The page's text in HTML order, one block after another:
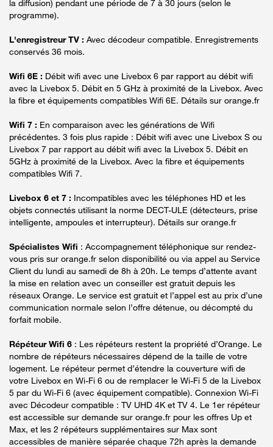
la diffusion) pendant une période de 7 à 30 jours (selon le
programme).
L'enregistreur TV : Avec décodeur compatible. Enregistrements
conservés 36 mois.
Wifi 6E : Débit wifi avec une Livebox 6 par rapport au débit wifi
avec la Livebox 5. Débit en 5 GHz à proximité de la Livebox. Avec
la fibre et équipements compatibles Wifi 6E. Détails sur orange.fr
Wifi 7 : En comparaison avec les générations de Wifi
précédentes. 3 fois plus rapide : Débit wifi avec une Livebox S ou
Livebox 7 par rapport au débit wifi avec la Livebox 5. Débit en
5GHz à proximité de la Livebox. Avec la fibre et équipements
compatibles Wifi 7.
Livebox 6 et 7 : Incompatibles avec les téléphones HD et les
objets connectés utilisant la norme DECT-ULE (détecteurs, prise
intelligente, ampoules et interrupteur). Détails sur orange.fr
Spécialistes Wifi : Accompagnement téléphonique sur rendez-
vous pris sur orange.fr selon disponibilité ou via appel au Service
Client du lundi au samedi de 8h à 20h. Le temps d’attente avant
la mise en relation avec un conseiller est gratuit depuis les
réseaux Orange. Le service est gratuit et l’appel est au prix d’une
communication normale selon l’offre détenue, ou décompté du
forfait mobile.
Répéteur Wifi 6 : Les répéteurs restent la propriété d’Orange. Le
nombre de répéteurs nécessaires dépend de la taille de votre
logement. Le répéteur permet d’étendre la couverture wifi de
votre Livebox en Wi-Fi 6 ou de remplacer le Wi-Fi 5 de la Livebox
5 par du Wi-Fi 6 (avec équipement compatible). Connexion Wi-Fi
avec Décodeur compatible : TV UHD 4K et TV 4. Le 1er répéteur
est accessible sur demande sur orange.fr pour les offres Up et
Max, et les 2 répéteurs supplémentaires sur Max sont
accessibles de manière séparée chaque 72h après la demande